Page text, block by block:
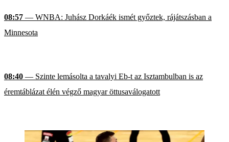
08:57 — WNBA: Juhász Dorkáék ismét győztek, rájátszásban a
Minnesota
08:40 — Szinte lemásolta a tavalyi Eb-t az Isztambulban is az
éremtáblázat élén végző magyar öttusaválogatott